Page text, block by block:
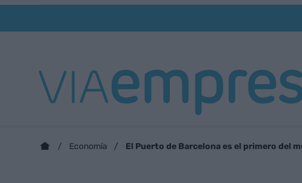
Economía El Puerto de Barcelona es el primero del